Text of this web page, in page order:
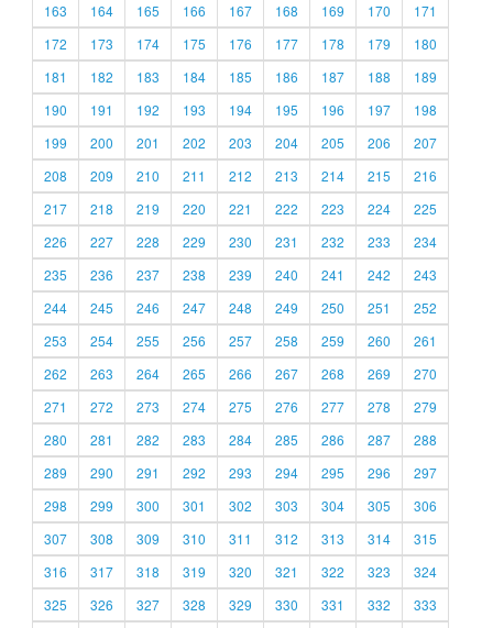
163
164 165 166 167 168 169 170
171
172
173 174 175 176 177 178 179
180
181
182 183 184 185 186 187 188
189
190
191 192 193 194 195 196 197
198
199
200 201 202 203 204 205 206
207
208
209 210 211 212 213 214 215
216
217
218 219 220 221 222 223 224
225
226
227 228 229 230 231 232 233
234
235
236 237 238 239 240 241 242
243
244
245 246 247 248 249 250 251
252
253
254 255 256 257 258 259 260
261
262
263 264 265 266 267 268 269
270
271
272 273 274 275 276 277 278
279
280
281 282 283 284 285 286 287
288
289
290 291 292 293 294 295 296
297
298
299 300 301 302 303 304 305
306
307
308 309 310 311 312 313 314
315
316
317 318 319 320 321 322 323
324
325
326 327 328 329 330 331 332 333